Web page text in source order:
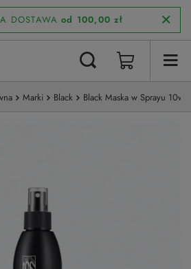
DOSTAWA od 100,00 zł
Marki Black Black Maska w Sprayu